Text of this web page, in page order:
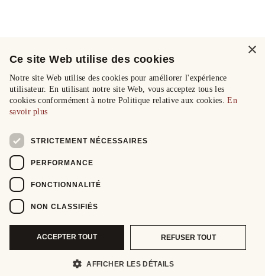
×
Ce site Web utilise des cookies
Notre site Web utilise des cookies pour améliorer l'expérience
utilisateur. En utilisant notre site Web, vous acceptez tous les
cookies conformément à notre Politique relative aux cookies.En
savoir plus
STRICTEMENT NÉCESSAIRES
PERFORMANCE
FONCTIONNALITÉ
NON CLASSIFIÉS
ACCEPTER TOUT REFUSER TOUT
AFFICHER LES DÉTAILS